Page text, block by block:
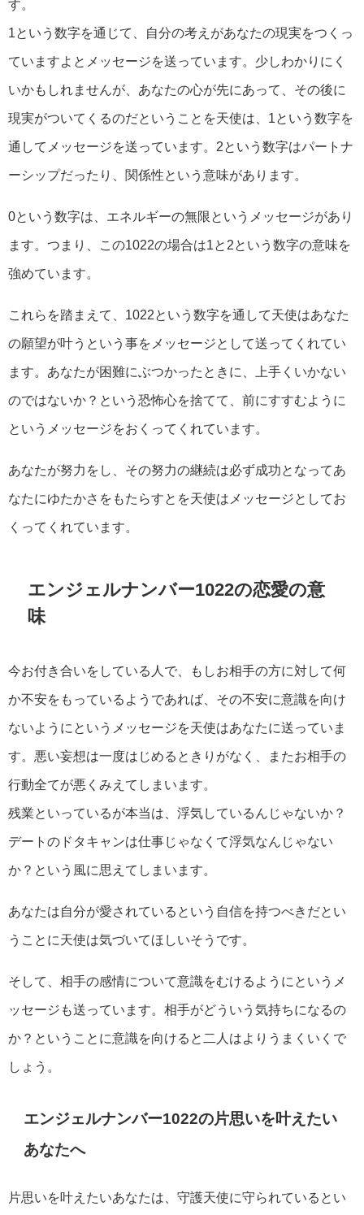
す。
1という数字を通じて、自分の考えがあなたの現実をつくっ
ていますよとメッセージを送っています。少しわかりにく
いかもしれませんが、あなたの心が先にあって、その後に
現実がついてくるのだということを天使は、1という数字を
通してメッセージを送っています。2という数字はパートナ
ーシップだったり、関係性という意味があります。
0という数字は、エネルギーの無限というメッセージがあり
ます。つまり、この1022の場合は1と2という数字の意味を
強めています。
これらを踏まえて、1022という数字を通して天使はあなた
の願望が叶うという事をメッセージとして送ってくれてい
ます。あなたが困難にぶつかったときに、上手くいかない
のではないか？という恐怖心を捨てて、前にすすむように
というメッセージをおくってくれています。
あなたが努力をし、その努力の継続は必ず成功となってあ
なたにゆたかさをもたらすとを天使はメッセージとしてお
くってくれています。
エンジェルナンバー1022の恋愛の意
味
今お付き合いをしている人で、もしお相手の方に対して何
か不安をもっているようであれば、その不安に意識を向け
ないようにというメッセージを天使はあなたに送っていま
す。悪い妄想は一度はじめるときりがなく、またお相手の
行動全てが悪くみえてしまいます。
残業といっているが本当は、浮気しているんじゃないか？
デートのドタキャンは仕事じゃなくて浮気なんじゃない
か？という風に思えてしまいます。
あなたは自分が愛されているという自信を持つべきだとい
うことに天使は気づいてほしいそうです。
そして、相手の感情について意識をむけるようにというメ
ッセージも送っています。相手がどういう気持ちになるの
か？ということに意識を向けると二人はよりうまくいくで
しょう。
エンジェルナンバー1022の片思いを叶えたい
あなたへ
片思いを叶えたいあなたは、守護天使に守られているとい